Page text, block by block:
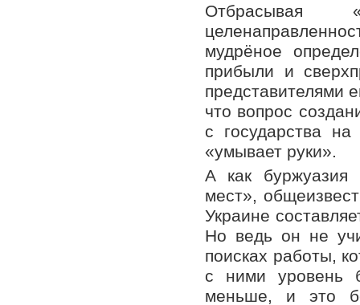
Отбрасывая
мудрёное
прибыли и
представителями
что вопрос
с государства
«умывает руки».
А как буржуазия
мест»,
Украине
Но ведь он не
поисках работы,
с ними уровень
меньше, и это